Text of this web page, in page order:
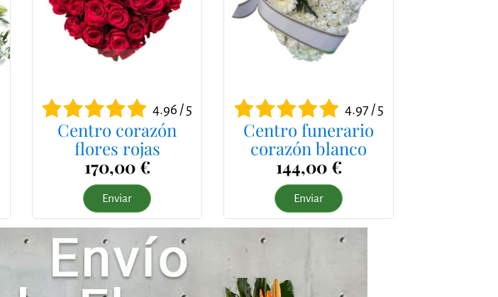
4.96 / 5
Centro corazón
flores rojas
170,00 €
Enviar
4.97 / 5
Centro funerario
corazón blanco
144,00 €
Enviar